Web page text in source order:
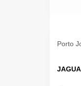
Porto